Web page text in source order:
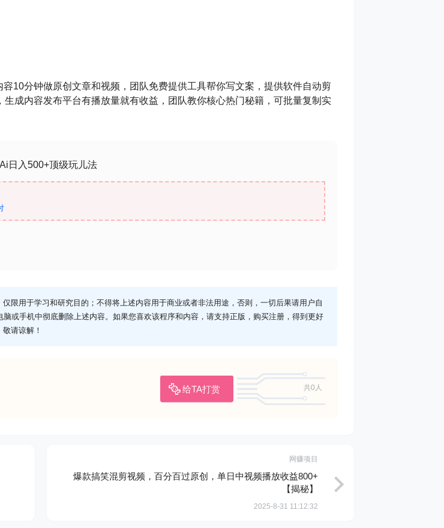
10分钟做原创文章和视频，团队免费提供工具帮你写文案，提供软件自动剪
成内容发布平台有播放量就有收益，团队教你核心热门秘籍，可批量复制实
日入500+顶级玩儿法
限用于学习和研究目的；不得将上述内容用于商业或者非法用途，否则，一切后果请用户自
或手机中彻底删除上述内容。如果您喜欢该程序和内容，请支持正版，购买注册，得到更好
请谅解！
给TA打赏
共0人
网赚项目
爆款搞笑混剪视频，百分百过原创，单日中视频播放收益800+
【揭秘】
2025-8-31 11:12:32